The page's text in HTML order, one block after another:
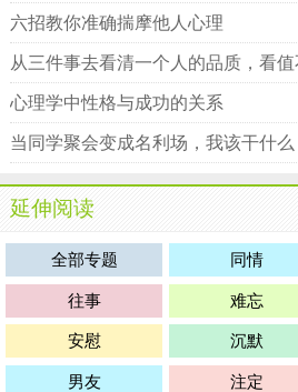
六招教你准确揣摩他人心理
从三件事去看清一个人的品质，看
心理学中性格与成功的关系
当同学聚会变成名利场，我该干什么
延伸阅读
全部专题 同情
往事 难忘
安慰 沉默
男友 注定